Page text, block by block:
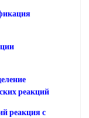
реакций
реакция с